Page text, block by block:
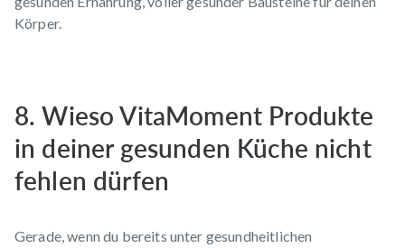
Körper.
8. Wieso VitaMoment Produkte
in deiner gesunden Küche nicht
fehlen dürfen
Gerade, wenn du bereits unter gesundheitlichen